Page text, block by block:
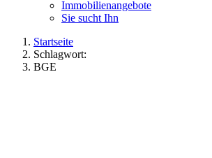
Immobilienangebote
Sie sucht Ihn
Startseite
Schlagwort:
BGE